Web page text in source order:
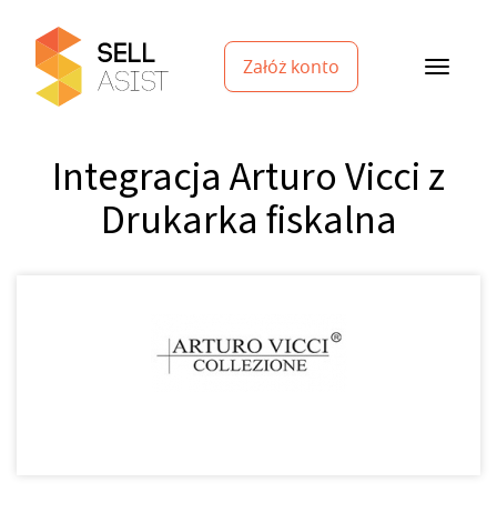
Załóż konto
Integracja Arturo Vicci z
Drukarka fiskalna